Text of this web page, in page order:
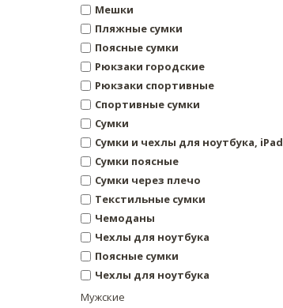
Мешки
Пляжные сумки
Поясные сумки
Рюкзаки городские
Рюкзаки спортивные
Спортивные сумки
Сумки
Сумки и чехлы для ноутбука, iPad
Сумки поясные
Сумки через плечо
Текстильные сумки
Чемоданы
Чехлы для ноутбука
Поясные сумки
Чехлы для ноутбука
Мужские